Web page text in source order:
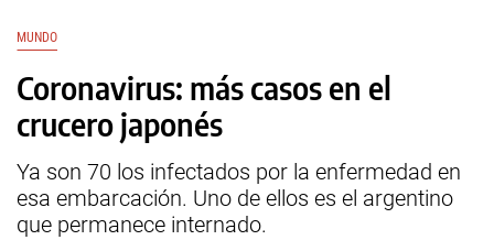
MUNDO
Coronavirus: más casos en el
crucero japonés
Ya son 70 los infectados por la enfermedad en
esa embarcación. Uno de ellos es el argentino
que permanece internado.